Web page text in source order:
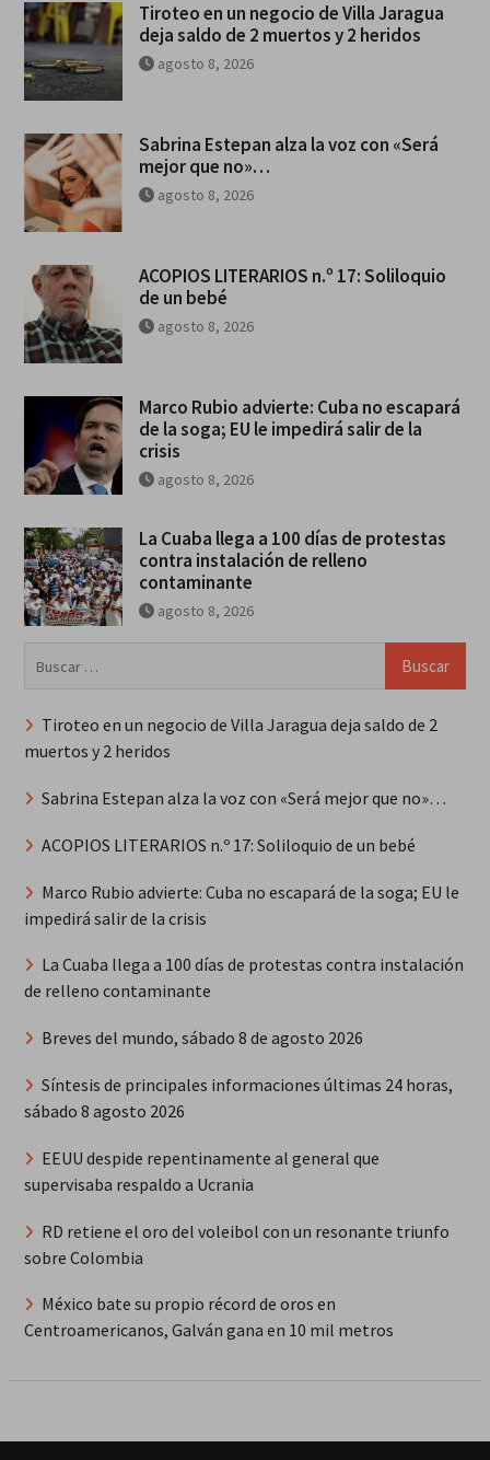
Tiroteo en un negocio de Villa Jaragua
deja saldo de 2 muertos y 2 heridos
agosto 8, 2026
Sabrina Estepan alza la voz con «Será
mejor que no»…
agosto 8, 2026
ACOPIOS LITERARIOS n.º 17: Soliloquio
de un bebé
agosto 8, 2026
Marco Rubio advierte: Cuba no escapará
de la soga; EU le impedirá salir de la
crisis
agosto 8, 2026
La Cuaba llega a 100 días de protestas
contra instalación de relleno
contaminante
agosto 8, 2026
Tiroteo en un negocio de Villa Jaragua deja saldo de 2
muertos y 2 heridos
Sabrina Estepan alza la voz con «Será mejor que no»…
ACOPIOS LITERARIOS n.º 17: Soliloquio de un bebé
Marco Rubio advierte: Cuba no escapará de la soga; EU le
impedirá salir de la crisis
La Cuaba llega a 100 días de protestas contra instalación
de relleno contaminante
Breves del mundo, sábado 8 de agosto 2026
Síntesis de principales informaciones últimas 24 horas,
sábado 8 agosto 2026
EEUU despide repentinamente al general que
supervisaba respaldo a Ucrania
RD retiene el oro del voleibol con un resonante triunfo
sobre Colombia
México bate su propio récord de oros en
Centroamericanos, Galván gana en 10 mil metros